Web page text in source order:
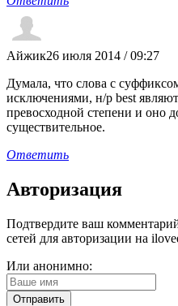
Айжик26 июля 2014 / 09:27
Думала, что слова с
исключениями, н/р best
превосходной степени и оно
существительное.
Ответить
Авторизация
Подтвердите ваш
сетей для авторизации на
Или анонимно: